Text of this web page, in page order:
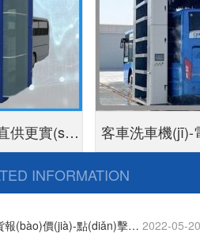
供更實(shí)
客車洗車機(jī)-
INFORMATION
(bào)價(jià)-點(diǎn)擊了 2022-05-